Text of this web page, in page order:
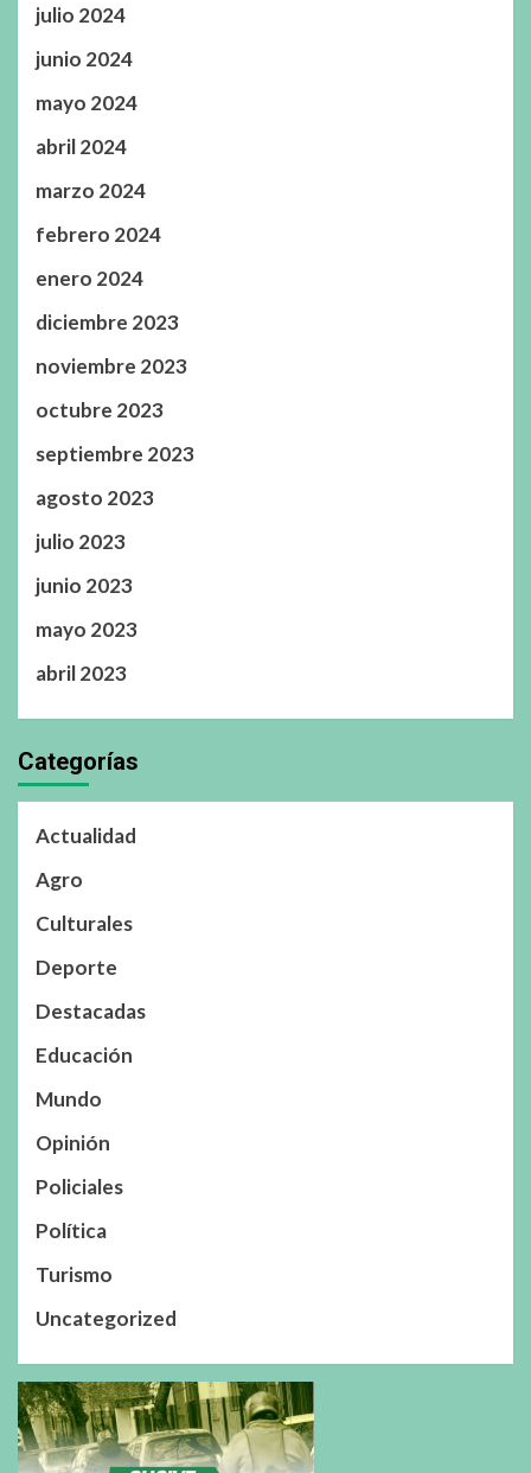
julio 2024
junio 2024
mayo 2024
abril 2024
marzo 2024
febrero 2024
enero 2024
diciembre 2023
noviembre 2023
octubre 2023
septiembre 2023
agosto 2023
julio 2023
junio 2023
mayo 2023
abril 2023
Categorías
Actualidad
Agro
Culturales
Deporte
Destacadas
Educación
Mundo
Opinión
Policiales
Política
Turismo
Uncategorized